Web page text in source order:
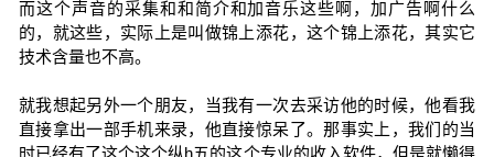
而这个声音的采集和和简介和加音乐这些啊，加广告啊什么
的，就这些，实际上是叫做锦上添花，这个锦上添花，其实它
技术含量也不高。
就我想起另外一个朋友，当我有一次去采访他的时候，他看我
直接拿出一部手机来录，他直接惊呆了。那事实上，我们的当
时已经有了这个这个纵h五的这个专业的收入软件，但是就懒得